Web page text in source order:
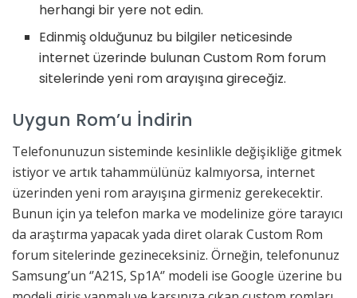
herhangi bir yere not edin.
Edinmiş olduğunuz bu bilgiler neticesinde
internet üzerinde bulunan Custom Rom forum
sitelerinde yeni rom arayışına gireceğiz.
Uygun Rom’u İndirin
Telefonunuzun sisteminde kesinlikle değişikliğe gitmek
istiyor ve artık tahammülünüz kalmıyorsa, internet
üzerinden yeni rom arayışına girmeniz gerekecektir.
Bunun için ya telefon marka ve modelinize göre tarayıcı
da araştırma yapacak yada diret olarak Custom Rom
forum sitelerinde gezineceksiniz. Örneğin, telefonunuz
Samsung’un ‘’A21S, Sp1A‘’ modeli ise Google üzerine bu